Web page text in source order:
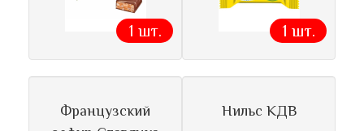
1 шт. 1 шт.
Французский
Нильс КДВ